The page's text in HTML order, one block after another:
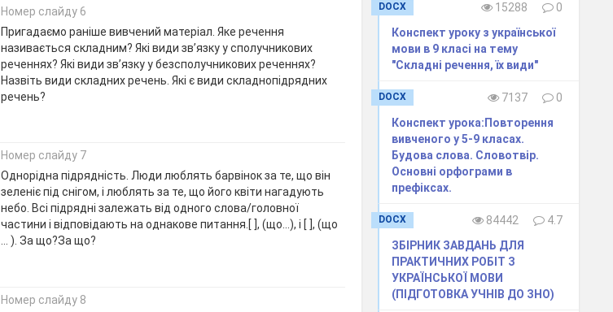
Номер слайду 6
Пригадаємо раніше вивчений матеріал. Яке речення
називається складним? Які види зв’язку у сполучникових
реченнях? Які види зв’язку у безсполучникових реченнях?
Назвіть види складних речень. Які є види складнопідрядних
речень?
Номер слайду 7
Однорідна підрядність. Люди люблять барвінок за те, що він
зеленіє під снігом, і люблять за те, що його квіти нагадують
небо. Всі підрядні залежать від одного слова/головної
частини і відповідають на однакове питання.[ ], (що...), і [ ], (що
… ). За що?За що?
Номер слайду 8
DOCX 15288
0
Конспект уроку з української
мови в 9 класі на тему
"Складні речення, їх види"
DOCX 7137
0
Конспект урока:Повторення
вивченого у 5-9 класах.
Будова слова. Словотвір.
Основні орфограми в
префіксах.
DOCX 84442
4.7
ЗБІРНИК ЗАВДАНЬ ДЛЯ
ПРАКТИЧНИХ РОБІТ З
УКРАЇНСЬКОЇ МОВИ
(ПІДГОТОВКА УЧНІВ ДО ЗНО)